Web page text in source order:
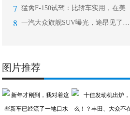
7 猛禽F-150试驾：比轿车实用，在美
8 一汽大众旗舰SUV曝光，途昂见了也得
图片推荐